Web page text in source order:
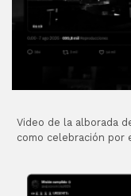
Video de la alborada
como celebración por